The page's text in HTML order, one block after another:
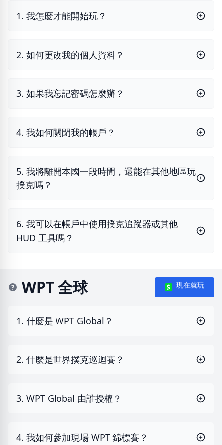
1. 我怎麼才能開始玩？
2. 如何更改我的個人資料？
3. 如果我忘記密碼怎麼辦？
4. 我如何關閉我的帳戶？
5. 我將離開本國一段時間，還能在其他地區玩
撲克嗎？
6. 我可以在帳戶中使用撲克追蹤器或其他
HUD 工具嗎？
WPT 全球 現在就玩
1. 什麼是 WPT Global？
2. 什麼是世界撲克巡迴賽？
3. WPT Global 由誰授權？
4. 我如何參加現場 WPT 錦標賽？